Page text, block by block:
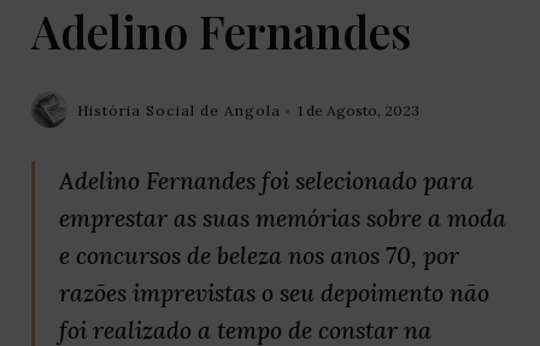
Adelino Fernandes
História Social de Angola 1 de Agosto, 2023
Adelino Fernandes foi selecionado para
emprestar as suas memórias sobre a moda
e concursos de beleza nos anos 70, por
razões imprevistas o seu depoimento não
foi realizado a tempo de constar na